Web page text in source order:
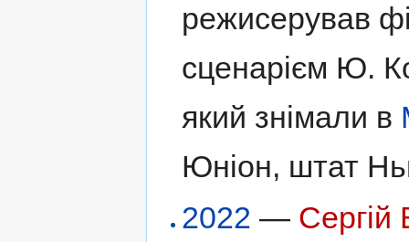
режисерував
сценарієм Ю.
який знімали в
Юніон, штат
2022 — Сергій